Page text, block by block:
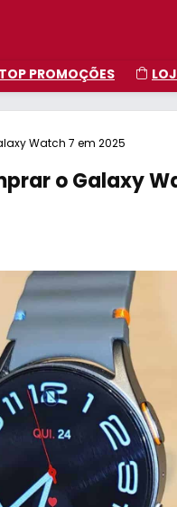
TOP PROMOÇÕES
Watch 7 em 2025
o Galaxy